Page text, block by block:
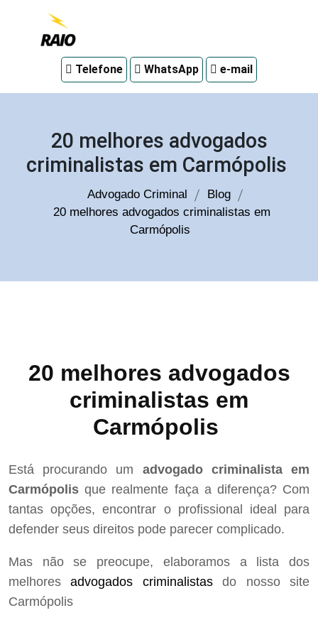
em
Telefone WhatsApp e-mail
20 melhores advogados
criminalistas em Carmópolis
Advogado Criminal
Blog
20 melhores advogados criminalistas em
Carmópolis
20 melhores advogados
criminalistas em
Carmópolis
Está procurando um advogado criminalista em
Carmópolis que realmente faça a diferença? Com
tantas opções, encontrar o profissional ideal para
defender seus direitos pode parecer complicado.
Mas não se preocupe, elaboramos a lista dos
melhoresadvogados criminalistasdo nosso site
Carmópolis